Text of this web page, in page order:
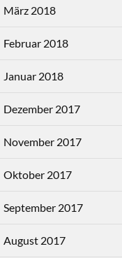
März 2018
Februar 2018
Januar 2018
Dezember 2017
November 2017
Oktober 2017
September 2017
August 2017